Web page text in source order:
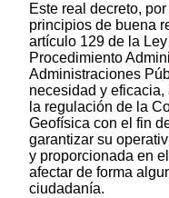
Este real decreto,
principios de buena
artículo 129 de la
Procedimiento
Administraciones
necesidad y
la regulación de la
Geofísica con el fin
garantizar su
y proporcionada en
afectar de forma
ciudadanía.